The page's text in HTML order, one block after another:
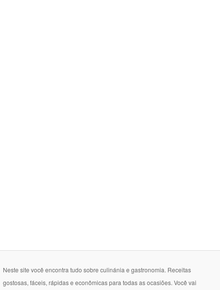
Neste site você encontra tudo sobre culinánia e gastronomia. Receitas
gostosas, fáceis, rápidas e econômicas para todas as ocasiões. Você vai